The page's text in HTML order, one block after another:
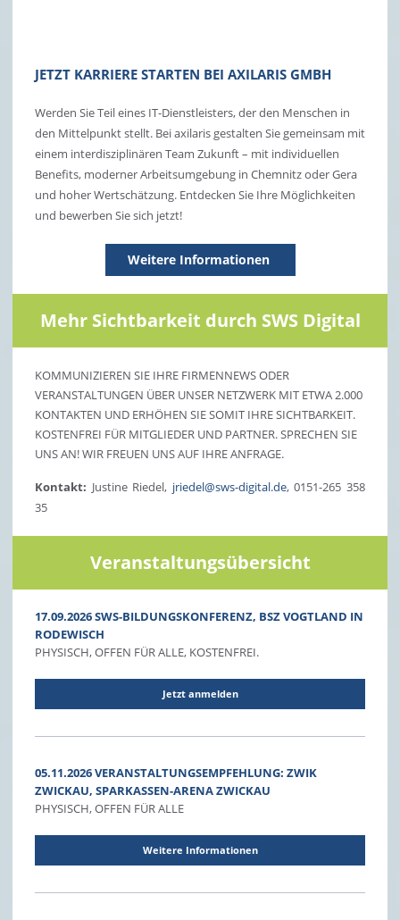
JETZT KARRIERE STARTEN BEI AXILARIS GMBH
Werden Sie Teil eines IT-Dienstleisters, der den Menschen in
den Mittelpunkt stellt. Bei axilaris gestalten Sie gemeinsam mit
einem interdisziplinären Team Zukunft – mit individuellen
Benefits, moderner Arbeitsumgebung in Chemnitz oder Gera
und hoher Wertschätzung. Entdecken Sie Ihre Möglichkeiten
und bewerben Sie sich jetzt!
Weitere Informationen
Mehr Sichtbarkeit durch SWS Digital
KOMMUNIZIEREN SIE IHRE FIRMENNEWS ODER
VERANSTALTUNGEN ÜBER UNSER NETZWERK MIT ETWA 2.000
KONTAKTEN UND ERHÖHEN SIE SOMIT IHRE SICHTBARKEIT.
KOSTENFREI FÜR MITGLIEDER UND PARTNER. SPRECHEN SIE
UNS AN! WIR FREUEN UNS AUF IHRE ANFRAGE.
Kontakt: Justine Riedel, jriedel@sws-digital.de, 0151-265 358
35
Veranstaltungsübersicht
17.09.2026 SWS-BILDUNGSKONFERENZ, BSZ VOGTLAND IN
RODEWISCH
PHYSISCH, OFFEN FÜR ALLE, KOSTENFREI.
Jetzt anmelden
05.11.2026 VERANSTALTUNGSEMPFEHLUNG: ZWIK
ZWICKAU, SPARKASSEN-ARENA ZWICKAU
PHYSISCH, OFFEN FÜR ALLE
Weitere Informationen